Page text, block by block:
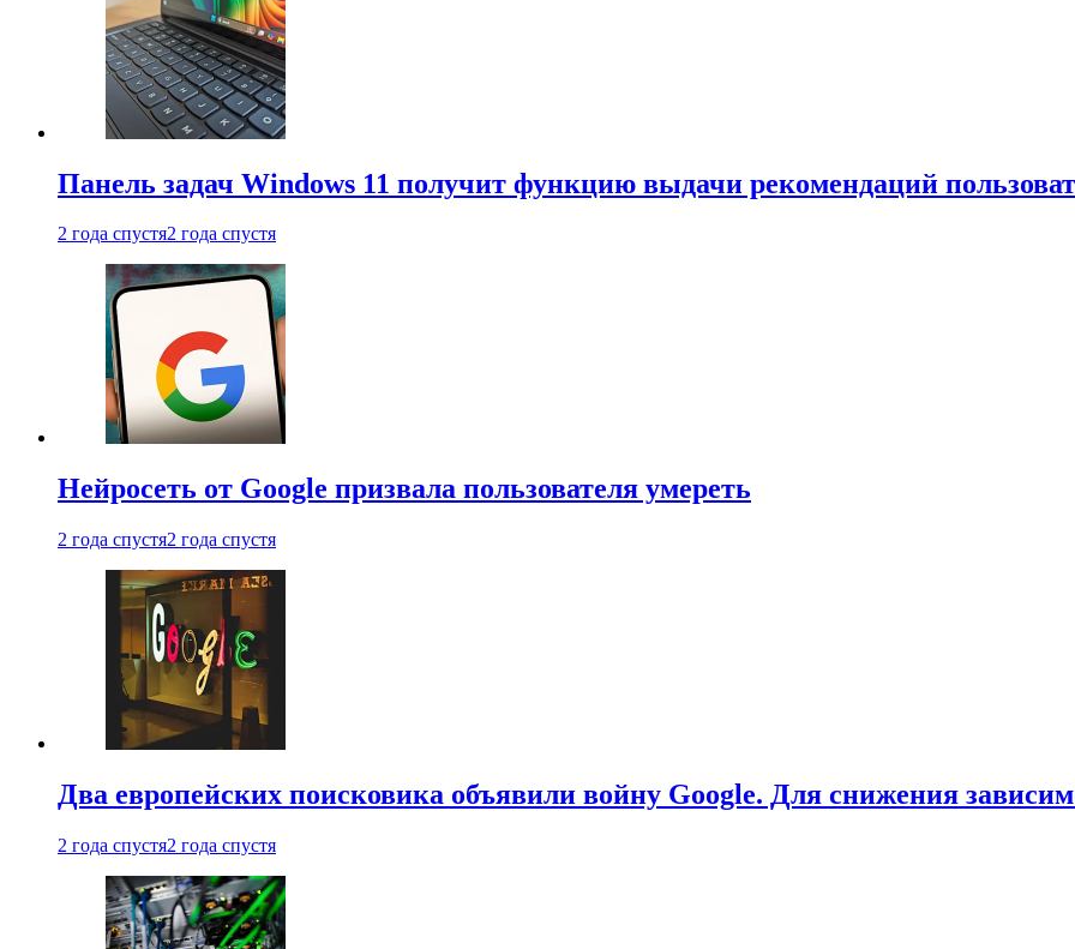
Панель задач Windows 11 получит функцию выдачи рекомендаций
2 года спустя2 года спустя
Нейросеть от Google призвала пользователя умереть
2 года спустя2 года спустя
Два европейских поисковика объявили войну Google. Для снижения
2 года спустя2 года спустя